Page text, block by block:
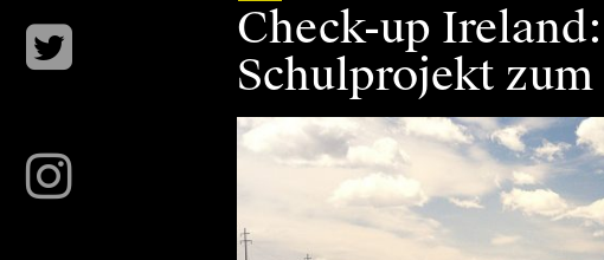
Check-up
Schulprojekt